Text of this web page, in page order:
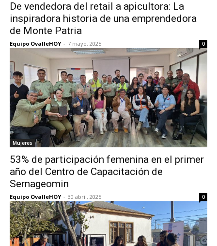
De vendedora del retail a apicultora: La
inspiradora historia de una emprendedora
de Monte Patria
Equipo OvalleHOY - 7 mayo, 2025 0
Mujeres
53% de participación femenina en el primer
año del Centro de Capacitación de
Sernageomin
Equipo OvalleHOY - 30 abril, 2025 0